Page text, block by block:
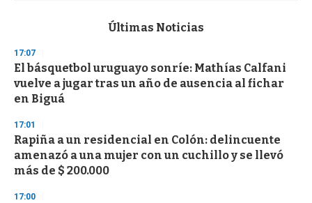
d
s
o
f
3
s
e
c
o
n
Últimas Noticias
17:07
El básquetbol uruguayo sonríe: Mathías Calfani
vuelve a jugar tras un año de ausencia al fichar
en Biguá
17:01
Rapiña a un residencial en Colón: delincuente
amenazó a una mujer con un cuchillo y se llevó
más de $ 200.000
17:00